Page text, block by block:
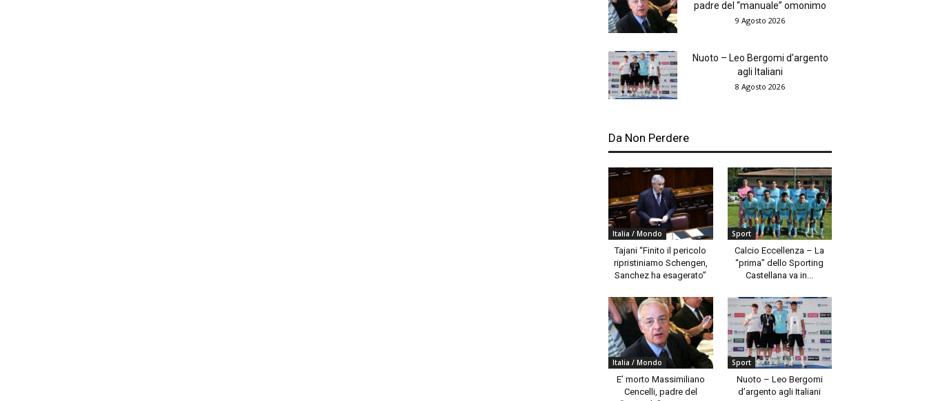
padre del “manuale” omonimo
9 Agosto 2026
Nuoto – Leo Bergomi d’argento
agli Italiani
8 Agosto 2026
Da Non Perdere
Italia / Mondo
Tajani “Finito il pericolo
ripristiniamo Schengen,
Sanchez ha esagerato”
Sport
Calcio Eccellenza – La
“prima” dello Sporting
Castellana va in...
Italia / Mondo
E’ morto Massimiliano
Cencelli, padre del
Sport
Nuoto – Leo Bergomi
d’argento agli Italiani